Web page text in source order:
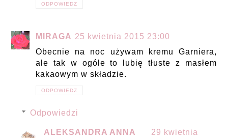
ODPOWIEDZ
MIRAGA 25 kwietnia 2015 23:00
Obecnie na noc używam kremu Garniera,
ale tak w ogóle to lubię tłuste z masłem
kakaowym w składzie.
ODPOWIEDZ
Odpowiedzi
ALEKSANDRA ANNA
29 kwietnia